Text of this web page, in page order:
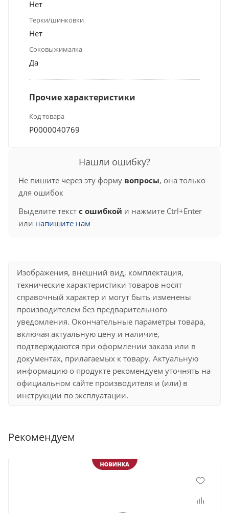
Нет
Терки/шинковки
Нет
Соковыжималка
Да
Прочие характеристики
Код товара
Р0000040769
Нашли ошибку?
Не пишите через эту форму вопросы, она только
для ошибок
Выделите текст с ошибкой и нажмите Ctrl+Enter
или напишите нам
Изображения, внешний вид, комплектация,
технические характеристики товаров носят
справочный характер и могут быть изменены
производителем без предварительного
уведомления. Окончательные параметры товара,
включая актуальную цену и наличие,
подтверждаются при оформлении заказа или в
документах, прилагаемых к товару. Актуальную
информацию о продукте рекомендуем уточнять на
официальном сайте производителя и (или) в
инструкции по эксплуатации.
Рекомендуем